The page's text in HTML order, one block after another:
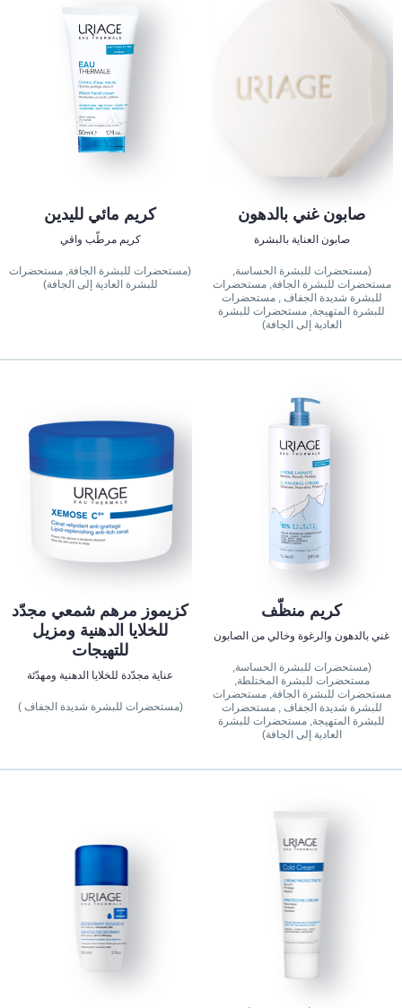
صابون غني بالدهون
صابون العناية بالبشرة
(مستحضرات للبشرة الحساسة,
مستحضرات للبشرة الجافة, مستحضرات
للبشرة شديدة الجفاف , مستحضرات
للبشرة المتهيجة, مستحضرات للبشرة
العادية إلى الجافة)
كريم مائي لليدين
كريم مرطّب واقي
(مستحضرات للبشرة الجافة, مستحضرات
للبشرة العادية إلى الجافة)
كريم منظّف
غني بالدهون والرغوة وخالي من الصابون
(مستحضرات للبشرة الحساسة,
مستحضرات للبشرة المختلطة,
مستحضرات للبشرة الجافة, مستحضرات
للبشرة شديدة الجفاف , مستحضرات
للبشرة المتهيجة, مستحضرات للبشرة
العادية إلى الجافة)
كزيموز مرهم شمعي مجدّد
للخلايا الدهنية ومزيل
للتهيجات
عناية مجدّدة للخلايا الدهنية ومهدّئة
(مستحضرات للبشرة شديدة الجفاف )